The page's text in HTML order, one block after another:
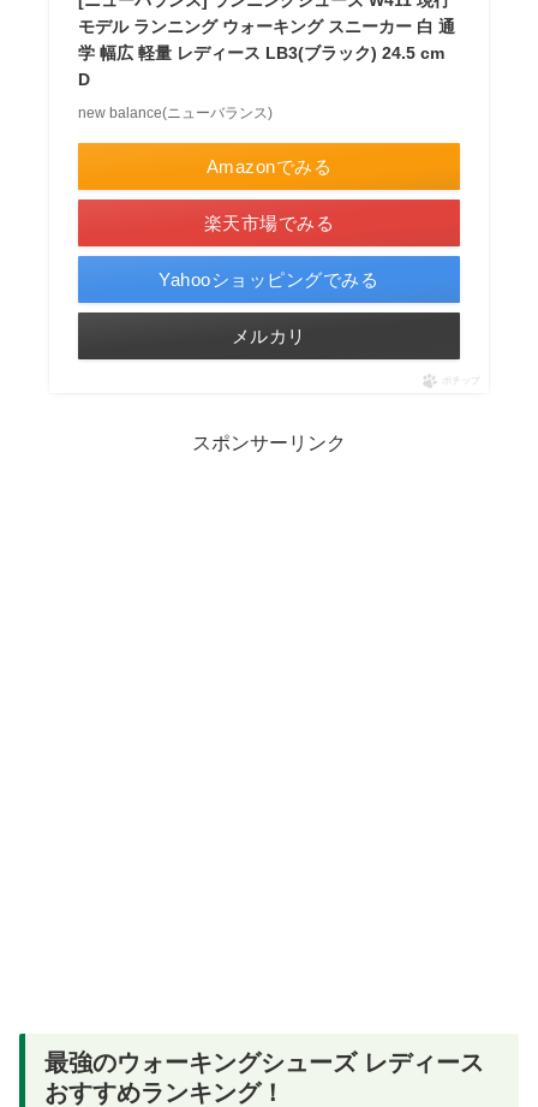
モデル ランニング ウォーキング スニーカー 白 通
学 幅広 軽量 レディース LB3(ブラック) 24.5 cm
D
new balance(ニューバランス)
Amazonでみる
楽天市場でみる
Yahooショッピングでみる
メルカリ
ポチップ
スポンサーリンク
最強のウォーキングシューズ レディース
おすすめランキング！